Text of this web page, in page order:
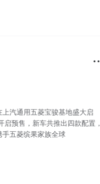
汽通用五菱宝骏基地盛大启
预售，新车共推出四款配置，
五菱缤果家族全球